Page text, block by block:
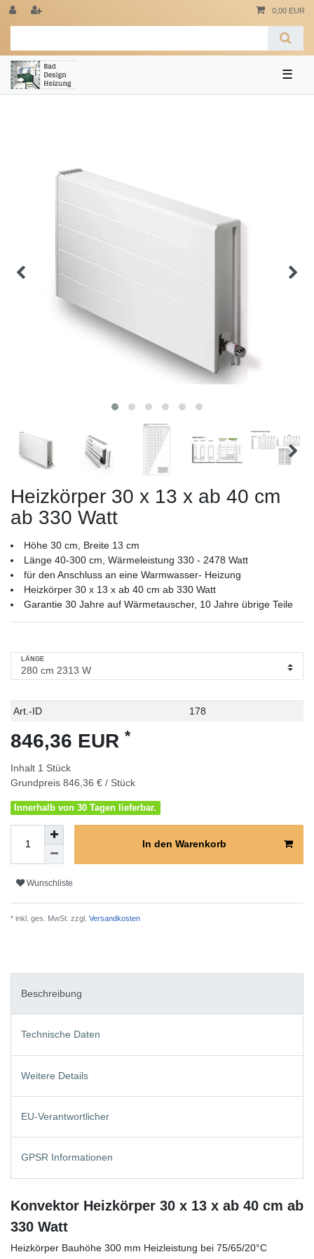
0,00 EUR
☰
Heizkörper 30 x 13 x ab 40 cm
ab 330 Watt
Höhe 30 cm, Breite 13 cm
Länge 40-300 cm, Wärmeleistung 330 - 2478 Watt
für den Anschluss an eine Warmwasser- Heizung
Heizkörper 30 x 13 x ab 40 cm ab 330 Watt
Garantie 30 Jahre auf Wärmetauscher, 10 Jahre übrige Teile
LÄNGE
Technisches
Wert
Art.-ID 178
846,36 EUR *
Inhalt 1 Stück
Grundpreis 846,36 € / Stück
Innerhalb von 30 Tagen lieferbar.
In den Warenkorb
Wunschliste
* inkl. ges. MwSt. zzgl. Versandkosten
Beschreibung
Technische Daten
Weitere Details
EU-Verantwortlicher
GPSR Informationen
Konvektor Heizkörper 30 x 13 x ab 40 cm ab
330 Watt
Heizkörper Bauhöhe 300 mm Heizleistung bei 75/65/20°C